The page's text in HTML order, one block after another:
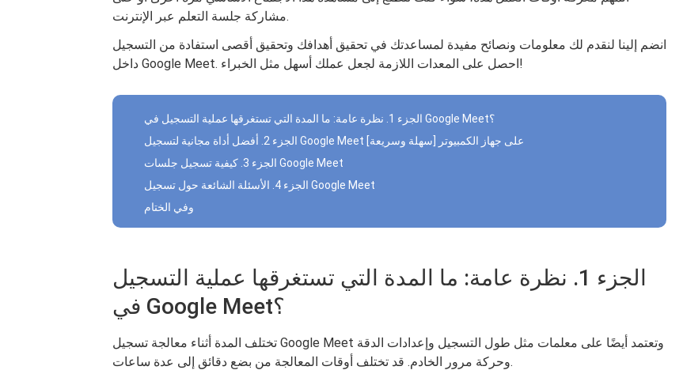
مشاركة جلسة التعلم عبر الإنترنت.
انضم إلينا لنقدم لك معلومات ونصائح مفيدة لمساعدتك في تحقيق أهدافك وتحقيق أقصى استفادة من التسجيل
داخل Google Meet. احصل على المعدات اللازمة لجعل عملك أسهل مثل الخبراء!
الجزء 1. نظرة عامة: ما المدة التي تستغرقها عملية التسجيل في Google Meet؟
الجزء 2. أفضل أداة مجانية لتسجيل Google Meet على جهاز الكمبيوتر [سهلة وسريعة]
الجزء 3. كيفية تسجيل جلسات Google Meet
الجزء 4. الأسئلة الشائعة حول تسجيل Google Meet
وفي الختام
الجزء 1. نظرة عامة: ما المدة التي تستغرقها عملية التسجيل
في Google Meet؟
تختلف المدة أثناء معالجة تسجيل Google Meet وتعتمد أيضًا على معلمات مثل طول التسجيل وإعدادات الدقة
وحركة مرور الخادم. قد تختلف أوقات المعالجة من بضع دقائق إلى عدة ساعات.